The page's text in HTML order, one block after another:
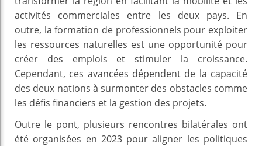
activités commerciales entre les deux pays. En
outre, la formation de professionnels pour exploiter
les ressources naturelles est une opportunité pour
créer des emplois et stimuler la croissance.
Cependant, ces avancées dépendent de la capacité
des deux nations à surmonter des obstacles comme
les défis financiers et la gestion des projets.
Outre le pont, plusieurs rencontres bilatérales ont
été organisées en 2023 pour aligner les politiques